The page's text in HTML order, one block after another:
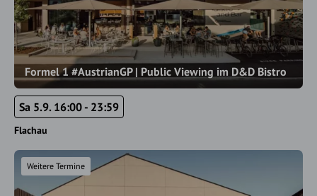
Formel 1 #AustrianGP | Public Viewing im D&D Bistro
Sa 5.9. 16:00 - 23:59
Flachau
Weitere Termine